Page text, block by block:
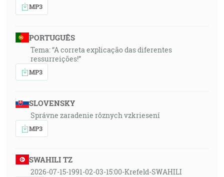
MP3
PORTUGUÊS
Tema: “A correta explicação das diferentes
ressurreições!”
MP3
SLOVENSKY
Správne zaradenie rôznych vzkriesení
MP3
SWAHILI TZ
2026-07-15-1991-02-03-15:00-Krefeld-SWAHILI